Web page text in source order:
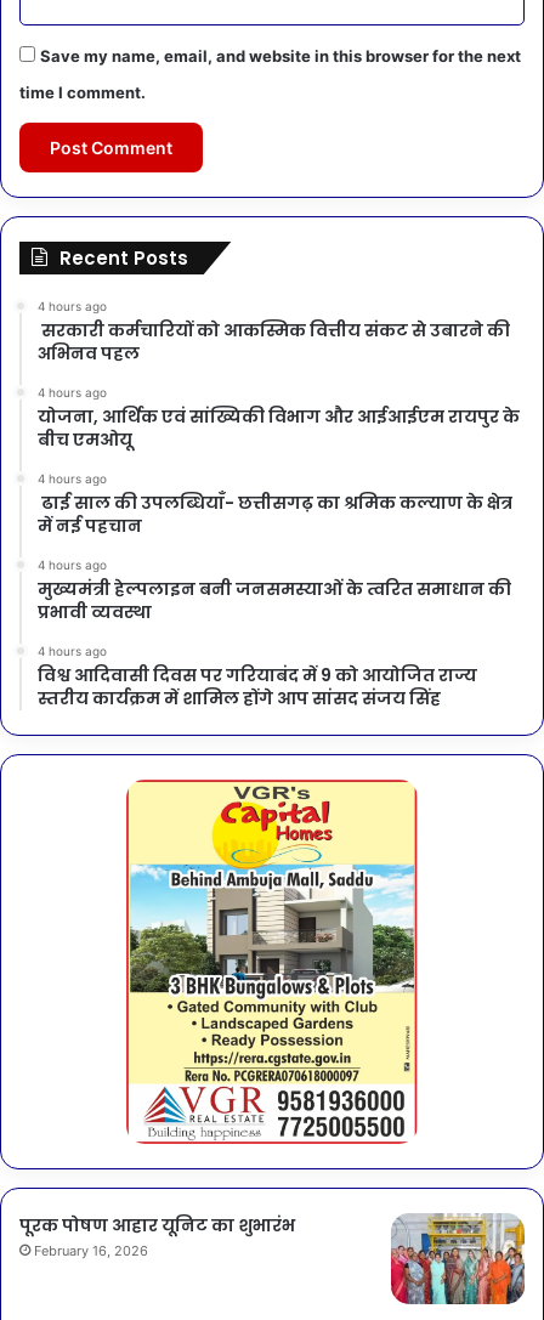
Save my name, email, and website in this browser for the next
time I comment.
Recent Posts
4 hours ago
सरकारी कर्मचारियों को आकस्मिक वित्तीय संकट से उबारने की
अभिनव पहल
4 hours ago
योजना, आर्थिक एवं सांख्यिकी विभाग और आईआईएम रायपुर के
बीच एमओयू
4 hours ago
ढाई साल की उपलब्धियाँ- छत्तीसगढ़ का श्रमिक कल्याण के क्षेत्र
में नई पहचान
4 hours ago
मुख्यमंत्री हेल्पलाइन बनी जनसमस्याओं के त्वरित समाधान की
प्रभावी व्यवस्था
4 hours ago
विश्व आदिवासी दिवस पर गरियाबंद में 9 को आयोजित राज्य
स्तरीय कार्यक्रम में शामिल होंगे आप सांसद संजय सिंह
पूरक पोषण आहार यूनिट का शुभारंभ
February 16, 2026